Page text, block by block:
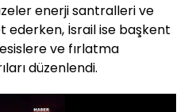
enerji santralleri ve
ederken, İsrail ise başkent
ve fırlatma
düzenlendi.